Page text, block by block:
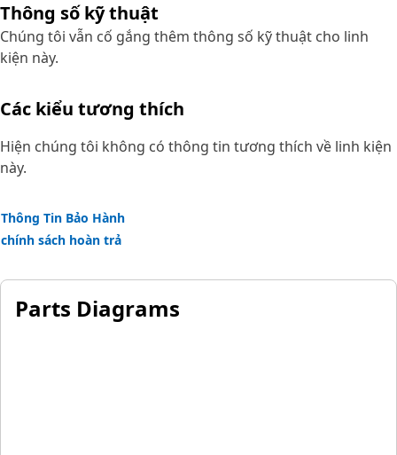
Thông số kỹ thuật
Chúng tôi vẫn cố gắng thêm thông số kỹ thuật cho linh
kiện này.
Các kiểu tương thích
Hiện chúng tôi không có thông tin tương thích về linh kiện
này.
Thông Tin Bảo Hành
chính sách hoàn trả
Parts Diagrams